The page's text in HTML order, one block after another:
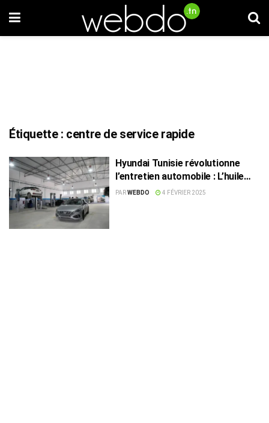
Étiquette : centre de service rapide
Hyundai Tunisie révolutionne
l’entretien automobile : L’huile
moteur offerte après deux
PARWEBDO 4 FÉVRIER 2025